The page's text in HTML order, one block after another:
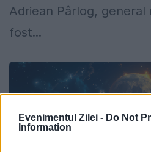
Evenimentul Zilei - Do Not
Information
Adriean Pârlog, general
fost...